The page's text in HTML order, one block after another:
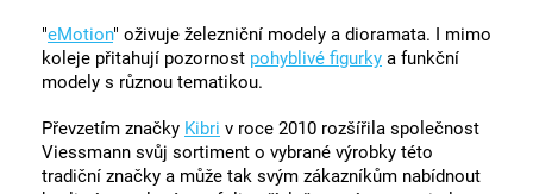
"eMotion" oživuje železniční modely a dioramata. I mimo
koleje přitahují pozornost pohyblivé figurky a funkční
modely s různou tematikou.
Převzetím značky Kibri v roce 2010 rozšířila společnost
Viessmann svůj sortiment o vybrané výrobky této
tradiční značky a může tak svým zákazníkům nabídnout